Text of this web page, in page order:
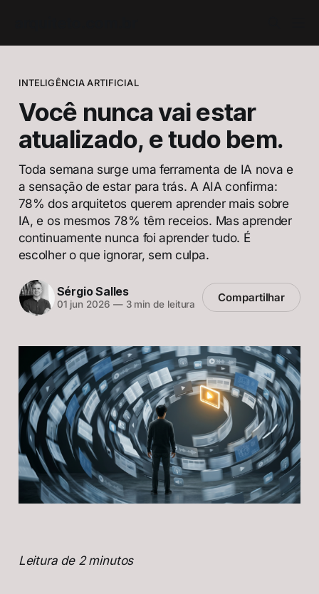
INTELIGÊNCIA ARTIFICIAL
Você nunca vai estar
atualizado, e tudo bem.
Toda semana surge uma ferramenta de IA nova e
a sensação de estar para trás. A AIA confirma:
78% dos arquitetos querem aprender mais sobre
IA, e os mesmos 78% têm receios. Mas aprender
continuamente nunca foi aprender tudo. É
escolher o que ignorar, sem culpa.
Sérgio Salles
01 jun 2026 —3 min de leitura Compartilhar
Leitura de 2 minutos